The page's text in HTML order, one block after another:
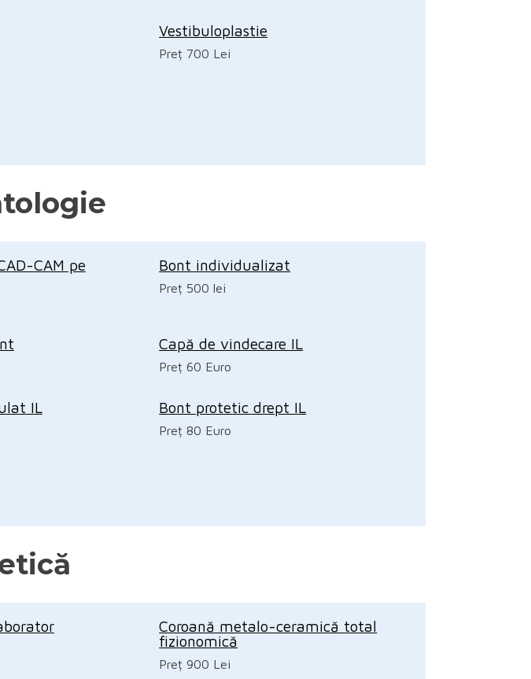
Vestibuloplastie
Preț 700 Lei
CAM pe
Bont individualizat
Preț 500 lei
Capă de vindecare IL
Preț 60 Euro
IL Bont protetic drept IL
Preț 80 Euro
Coroană metalo-ceramică total
fizionomică
Preț 900 Lei